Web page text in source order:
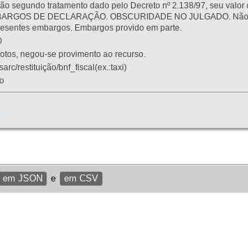
segundo tratamento dado pelo Decreto nº 2.138/97, seu
DE DECLARAÇÃO. OBSCURIDADE NO JULGADO.
embargos. Embargos provido em parte.
negou-se provimento ao recurso.
restituição/bnf_fiscal(ex.:taxi)
em JSON e em CSV